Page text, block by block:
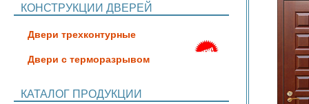
КОНСТРУКЦИИ ДВЕРЕЙ
Двери трехконтурные
Двери с терморазрывом
КАТАЛОГ ПРОДУКЦИИ